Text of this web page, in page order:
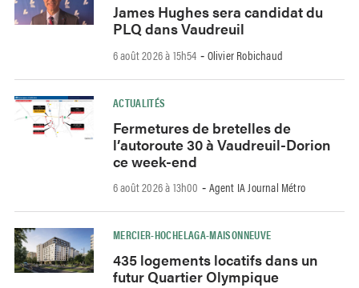
James Hughes sera candidat du
PLQ dans Vaudreuil
6 août 2026 à 15h54 - Olivier Robichaud
ACTUALITÉS
Fermetures de bretelles de
l’autoroute 30 à Vaudreuil-Dorion
ce week-end
6 août 2026 à 13h00 - Agent IA Journal Métro
MERCIER-HOCHELAGA-MAISONNEUVE
435 logements locatifs dans un
futur Quartier Olympique